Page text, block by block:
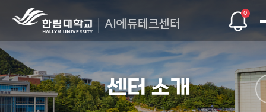
AI에듀테크센터
0
센터 소개